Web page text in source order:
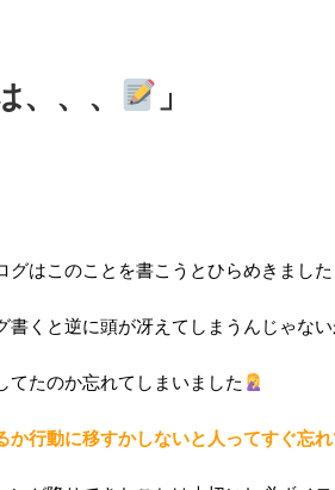
、、、 」
はこのことを書こうとひらめきました
書くと逆に頭が冴えてしまうんじゃな
てたのか忘れてしまいました
か行動に移すかしないと人ってすぐ忘